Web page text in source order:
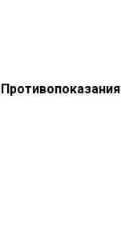
Противопоказания